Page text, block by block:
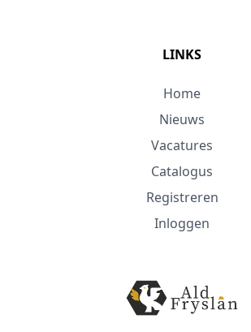
LINKS
Home
Nieuws
Vacatures
Catalogus
Registreren
Inloggen